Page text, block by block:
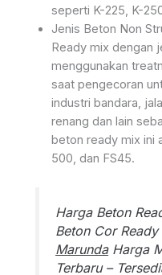
seperti K-225, K-
Jenis Beton Non
Ready mix dengan
menggunakan
saat pengecoran
industri bandara,
renang dan lain
beton ready mix ini
500, dan FS45.
Harga Beton
Beton Cor
MarundaHarga
Terbaru –